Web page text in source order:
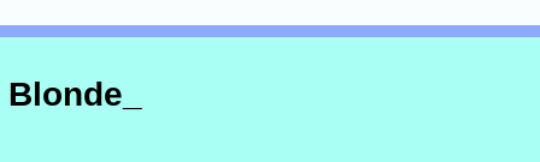
Blonde_